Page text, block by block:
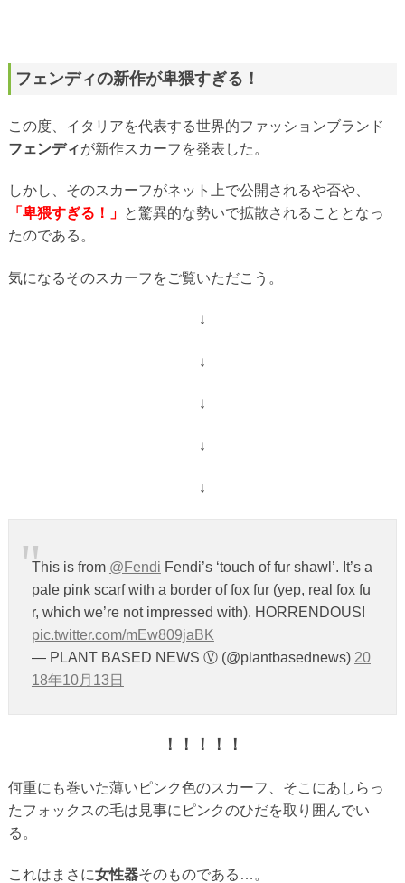
フェンディの新作が卑猥すぎる！
この度、イタリアを代表する世界的ファッションブランド
フェンディが新作スカーフを発表した。
しかし、そのスカーフがネット上で公開されるや否や、
「卑猥すぎる！」 と驚異的な勢いで拡散されることとなっ
たのである。
気になるそのスカーフをご覧いただこう。
↓
↓
↓
↓
↓
This is from @Fendi Fendi’s ‘touch of fur shawl’. It’s a
pale pink scarf with a border of fox fur (yep, real fox fu
r, which we’re not impressed with). HORRENDOUS!
pic.twitter.com/mEw809jaBK
— PLANT BASED NEWS Ⓥ (@plantbasednews) 20
18年10月13日
！！！！！
何重にも巻いた薄いピンク色のスカーフ、そこにあしらっ
たフォックスの毛は見事にピンクのひだを取り囲んでい
る。
これはまさに女性器そのものである…。